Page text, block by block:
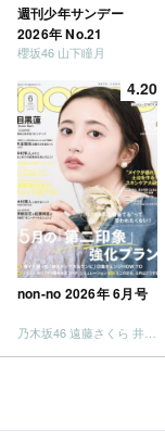
週刊少年サンデー
2026年 No.21
櫻坂46 山下瞳月
4.20
non-no 2026年 6月号